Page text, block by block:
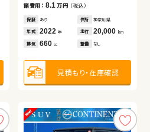
諸費用： 8.1万円 （税込）
保証 あり 住所 神奈川県
年式 2022年 走行 20,000 km
排気 660cc 整備 なし
見積もり・在庫確認
諸費用： 8.4万円 （税込）
保証 なし 住所 埼玉県
年式 2011年 走行 60,800 km
排気 660cc 整備 なし
見積もり・在庫確認
733.7万円
車両本体価格
支払総額
諸費用：16.0万円 （税込）
保証 あり 住所 北海道
排気 2,500cc 整備 法定整備付